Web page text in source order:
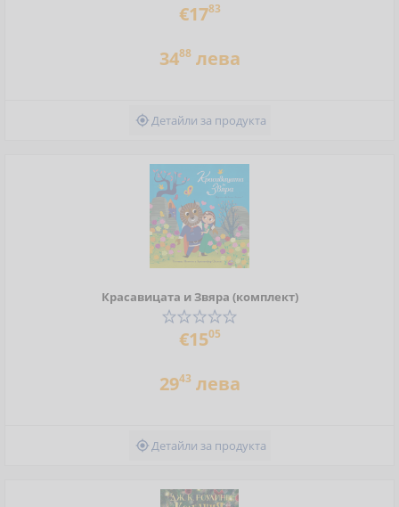
€1783
3488лева
Детайли за продукта
Красавицата и Звяра (комплект)
€1505
2943лева
Детайли за продукта